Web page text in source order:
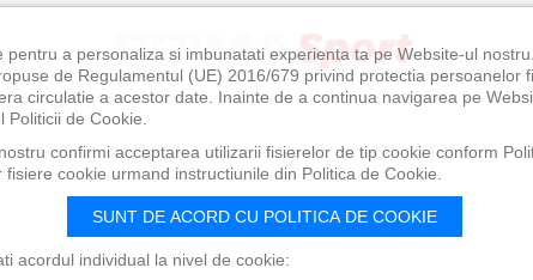
pentru a personaliza si imbunatati experienta ta pe Website-ul
de Regulamentul (UE) 2016/679 privind protectia persoanelor
circulatie a acestor date. Inainte de a continua navigarea pe
de Cookie.
confirmi acceptarea utilizarii fisierelor de tip cookie conform
cookie urmand instructiunile din Politica de Cookie.
SUNT DE ACORD CU POLITICA DE COOKIE
acordul individual la nivel de cookie: